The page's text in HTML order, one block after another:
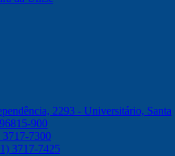
2293 - Universitário, Santa
900
3717-7300
3717-7425